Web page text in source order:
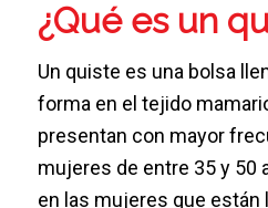
¿Qué es un
Un quiste es una bolsa
forma en el tejido
presentan con mayor
mujeres de entre 35 y 50
en las mujeres que están